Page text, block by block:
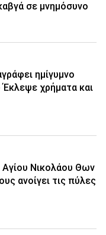
σε μνημόσυνο
ημίγυμνο
Έκλεψε χρήματα και
Αγίου Νικολάου Θων
ανοίγει τις πύλες